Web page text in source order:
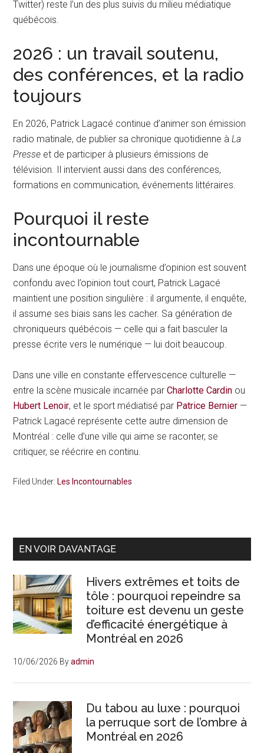
Twitter) reste l’un des plus suivis du milieu médiatique
québécois.
2026 : un travail soutenu,
des conférences, et la radio
toujours
En 2026, Patrick Lagacé continue d’animer son émission
radio matinale, de publier sa chronique quotidienne àLa
Presse et de participer à plusieurs émissions de
télévision. Il intervient aussi dans des conférences,
formations en communication, événements littéraires.
Pourquoi il reste
incontournable
Dans une époque où le journalisme d’opinion est souvent
confondu avec l’opinion tout court, Patrick Lagacé
maintient une position singulière : il argumente, il enquête,
il assume ses biais sans les cacher. Sa génération de
chroniqueurs québécois — celle qui a fait basculer la
presse écrite vers le numérique — lui doit beaucoup.
Dans une ville en constante effervescence culturelle —
entre la scène musicale incarnée parCharlotte Cardin ou
Hubert Lenoir, et le sport médiatisé par Patrice Bernier —
Patrick Lagacé représente cette autre dimension de
Montréal : celle d’une ville qui aime se raconter, se
critiquer, se réécrire en continu.
Filed Under: Les Incontournables
Primary
EN VOIR DAVANTAGE
Hivers extrêmes et toits de
tôle : pourquoi repeindre sa
toiture est devenu un geste
d’efficacité énergétique à
Montréal en 2026
10/06/2026 Byadmin
Du tabou au luxe : pourquoi
la perruque sort de l’ombre à
Montréal en 2026